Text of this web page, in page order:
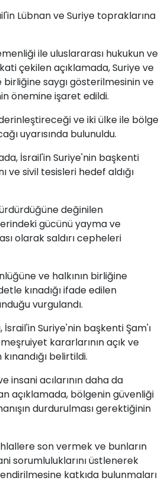
Lübnan ve Suriye topraklarına
ile uluslararası hukukun ve
çekilen açıklamada, Suriye ve
saygı gösterilmesinin ve
önemine işaret edildi.
ve iki ülke ile bölge
uyarısında bulunuldu.
İsrail'in Suriye'nin başkenti
ve sivil tesisleri hedef aldığı
değinilen
gücünü yayma ve
olarak saldırı cepheleri
ve halkının birliğine
kınadığı ifade edilen
vurgulandı.
İsrail'in Suriye'nin başkenti Şam'ı
kararlarının açık ve
belirtildi.
insani acılarının daha da
açıklamada, bölgenin güvenliği
durdurulması gerektiğinin
son vermek ve bunların
sorumluluklarını üstlenerek
katkıda bulunmaları